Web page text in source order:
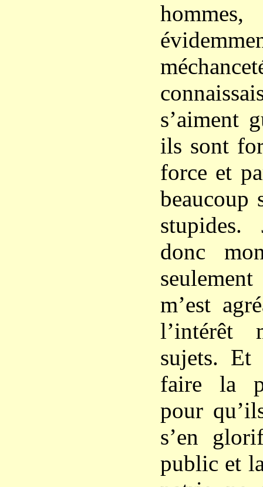
s’aiment
ils sont
force et
beaucoup
stupides.
donc
m’est
l’intérêt
sujets.
faire la
pour
s’en
public et